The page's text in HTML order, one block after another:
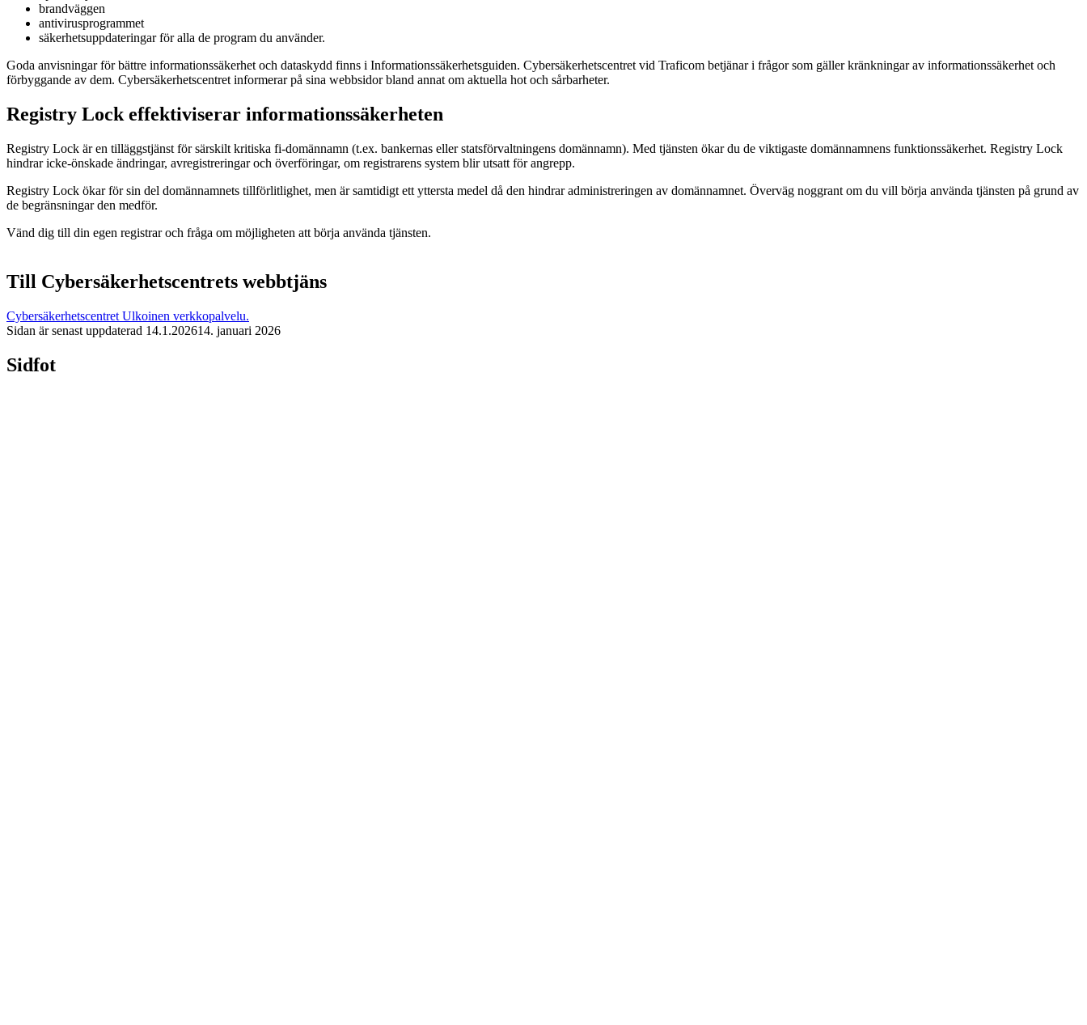
brandväggen
antivirusprogrammet
säkerhetsuppdateringar för alla de program du använder.
Goda anvisningar för bättre informationssäkerhet och dataskydd finns i Informationssäkerhetsguiden. Cybersäkerhetscentret vid Traficom betjänar i frågor som gäller kränkningar av informationssäkerhet och
förbyggande av dem. Cybersäkerhetscentret informerar på sina webbsidor bland annat om aktuella hot och sårbarheter.
Registry Lock effektiviserar informationssäkerheten
Registry Lock är en tilläggstjänst för särskilt kritiska fi-domännamn (t.ex. bankernas eller statsförvaltningens domännamn). Med tjänsten ökar du de viktigaste domännamnens funktionssäkerhet. Registry Lock
hindrar icke-önskade ändringar, avregistreringar och överföringar, om registrarens system blir utsatt för angrepp.
Registry Lock ökar för sin del domännamnets tillförlitlighet, men är samtidigt ett yttersta medel då den hindrar administreringen av domännamnet. Överväg noggrant om du vill börja använda tjänsten på grund av
de begränsningar den medför.
Vänd dig till din egen registrar och fråga om möjligheten att börja använda tjänsten.
Till Cybersäkerhetscentrets webbtjäns
Cybersäkerhetscentret Ulkoinen verkkopalvelu.
Sidan är senast uppdaterad 14.1.202614. januari 2026
Sidfot